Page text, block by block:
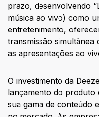
prazo, desenvolvendo
música ao vivo) como
entretenimento,
transmissão simultânea
as apresentações ao
O investimento da
lançamento do produto
sua gama de conteúdo